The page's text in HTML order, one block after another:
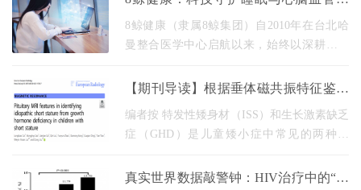
周期健康
8鲸健康（隶属8鲸集团）自2010年在台北哈
曼整合医学中心启航以来，始终以深耕健康
年深耕，已构建起覆盖大中华区、东南亚、
【期刊导读】根据垂体磁共振特征鉴别
特发性矮身材与生长激素缺乏症
编者按 特发性矮身材（ISS）和生长激素缺乏
症（GHD）是儿童矮小症中常见的两种类
准，但检查为有创性，且耗时较长、成本较
真实世界数据敲警钟：HIV治疗中的“低